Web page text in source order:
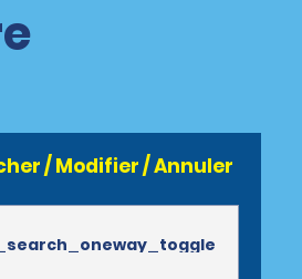
/ Modifier / Annuler